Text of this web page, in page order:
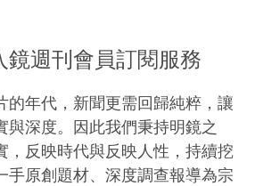
鏡週刊會員訂閱服務
的年代，新聞更需回歸純粹，讓
與深度。因此我們秉持明鏡之
，反映時代與反映人性，持續挖
手原創題材、深度調查報導為宗